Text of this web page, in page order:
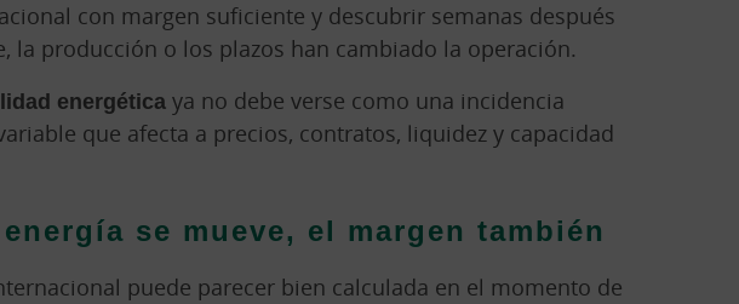
con margen suficiente y descubrir semanas después
la producción o los plazos han cambiado la operación.
energética ya no debe verse como una incidencia
que afecta a precios, contratos, liquidez y capacidad
se mueve, el margen también
puede parecer bien calculada en el momento de